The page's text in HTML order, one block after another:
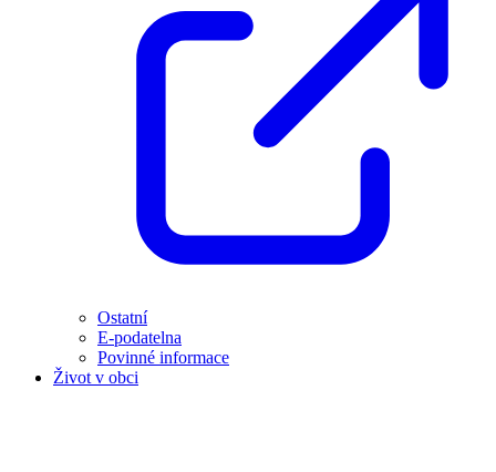
Ostatní
E-podatelna
Povinné informace
Život v obci